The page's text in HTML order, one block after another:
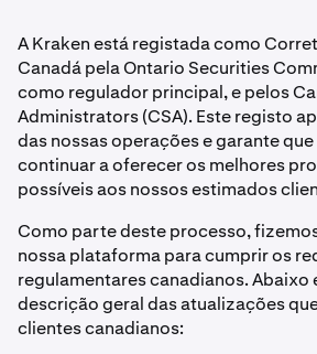
A Kraken está registada como
Canadá pela Ontario Securities
como regulador principal, e pelos
Administrators (CSA). Este registo
das nossas operações e garante
continuar a oferecer os melhores
possíveis aos nossos estimados
Como parte deste processo,
nossa plataforma para cumprir os
regulamentares canadianos. Abaixo
descrição geral das atualizações
clientes canadianos: